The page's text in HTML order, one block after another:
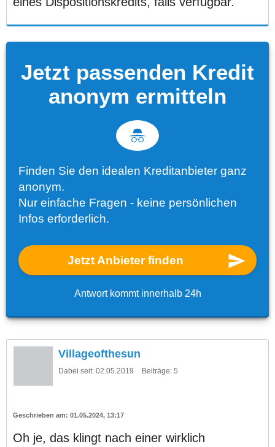
Jetzt passenden Kredit
anonym ermitteln
Finden Sie den idealen Kreditanbieter ganz
anonym.
Nur einfache Fragen - keine persönlichen
Infos erforderlich.
Jetzt Anbieter finden
Antwort kommt innerhalb 24h
Villageofthesun
Dabei seit: 02.05.2019 Beiträge: 5
01.05.2024, 13:17
Oh je, das klingt nach einer wirklich